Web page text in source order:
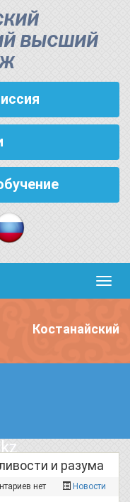
ВЫСШИЙ
Костанайский
и разума
нет Новости